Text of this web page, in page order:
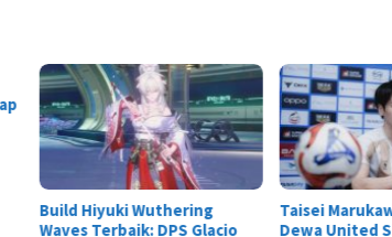
Taisei Marukawa Tegaskan
Dewa United Siap Dominasi
Titan Serbu
Kolaborasi